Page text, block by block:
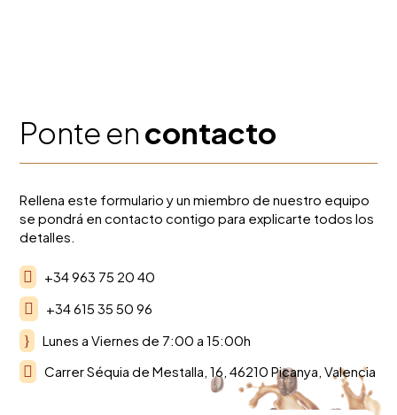
Ponte encontacto
Rellena este formulario y un miembro de nuestro equipo
se pondrá en contacto contigo para explicarte todos los
detalles.
 +34 963 75 20 40
 +34 615 35 50 96
} Lunes a Viernes de 7:00 a 15:00h
 Carrer Séquia de Mestalla, 16, 46210 Picanya, Valencia